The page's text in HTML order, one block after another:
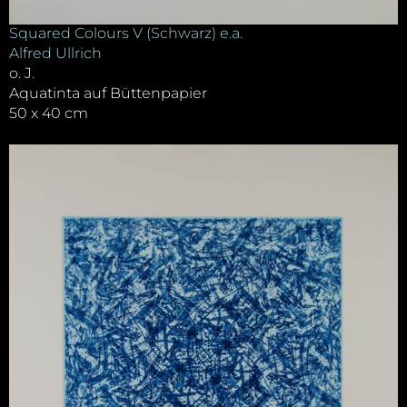
Squared Colours V (Schwarz) e.a.
Alfred Ullrich
o. J.
Aquatinta auf Büttenpapier
50 x 40 cm